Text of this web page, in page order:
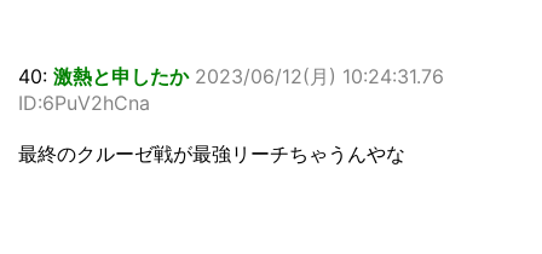
40: 激熱と申したか 2023/06/12(月) 10:24:31.76
ID:6PuV2hCna
最終のクルーゼ戦が最強リーチちゃうんやな